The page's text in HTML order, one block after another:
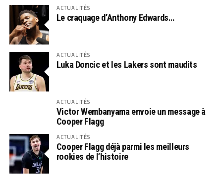
ACTUALITÉS
Le craquage d’Anthony Edwards…
ACTUALITÉS
Luka Doncic et les Lakers sont maudits
ACTUALITÉS
Victor Wembanyama envoie un message à
Cooper Flagg
ACTUALITÉS
Cooper Flagg déjà parmi les meilleurs
rookies de l’histoire